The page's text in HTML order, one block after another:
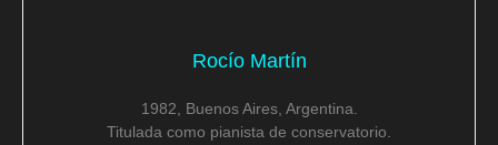
Rocío Martín
1982, Buenos Aires, Argentina.
Titulada como pianista de conservatorio.